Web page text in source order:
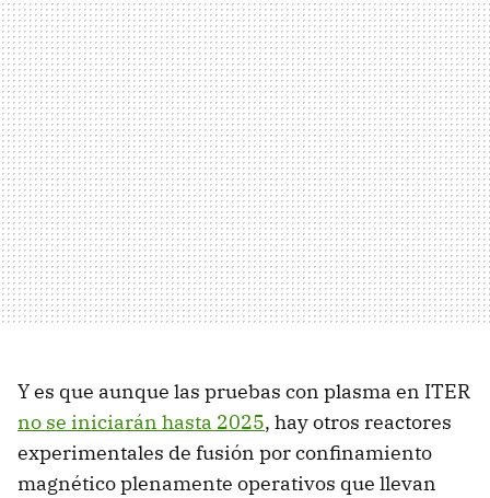
Y es que aunque las pruebas con plasma en ITER
no se iniciarán hasta 2025, hay otros reactores
experimentales de fusión por confinamiento
magnético plenamente operativos que llevan